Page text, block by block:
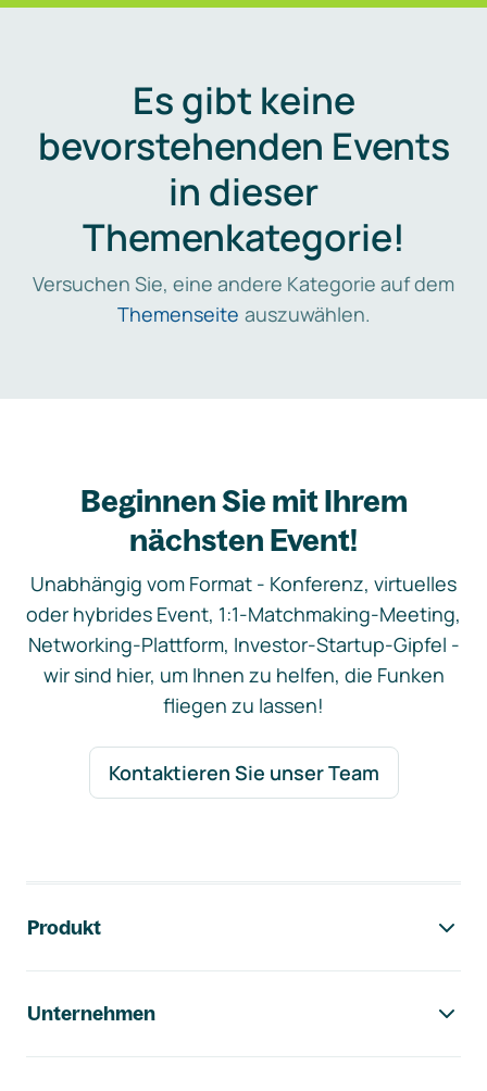
Es gibt keine
bevorstehenden Events
in dieser
Themenkategorie!
Versuchen Sie, eine andere Kategorie auf dem
Themenseite auszuwählen.
Beginnen Sie mit Ihrem
nächsten Event!
Unabhängig vom Format - Konferenz, virtuelles
oder hybrides Event, 1:1-Matchmaking-Meeting,
Networking-Plattform, Investor-Startup-Gipfel -
wir sind hier, um Ihnen zu helfen, die Funken
fliegen zu lassen!
Kontaktieren Sie unser Team
Produkt
Unternehmen